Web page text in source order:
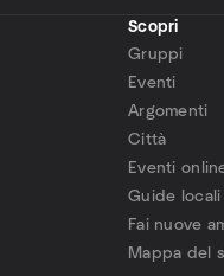
Scopri
Gruppi
Eventi
Argomenti
Città
Eventi
Guide locali
Fai nuove
Mappa del